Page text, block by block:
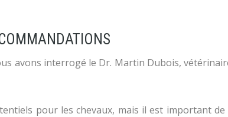
avons interrogé le Dr. Martin Dubois,
pour les chevaux, mais il est important de